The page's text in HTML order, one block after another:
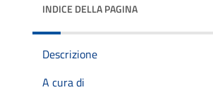
INDICE DELLA PAGINA
Descrizione
A cura di